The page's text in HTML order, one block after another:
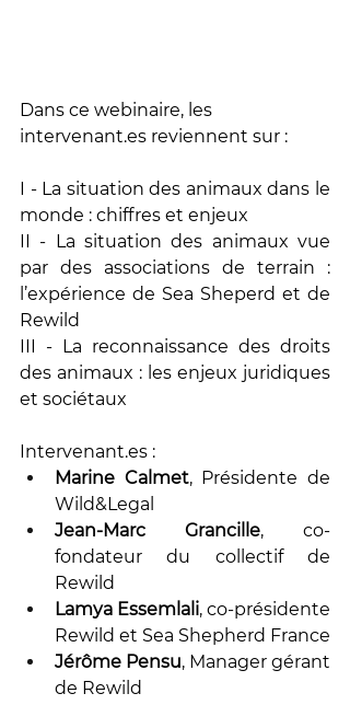
Dans ce webinaire, les
intervenant.es reviennent sur :
I - La situation des animaux dans le
monde : chiffres et enjeux
II - La situation des animaux vue
par des associations de terrain :
l’expérience de Sea Sheperd et de
Rewild
III - La reconnaissance des droits
des animaux : les enjeux juridiques
et sociétaux
Intervenant.es :
Marine Calmet, Présidente de
Wild&Legal
Jean-Marc Grancille, co-
fondateur du collectif de
Rewild
Lamya Essemlali, co-présidente
Rewild et Sea Shepherd France
Jérôme Pensu, Manager gérant
de Rewild